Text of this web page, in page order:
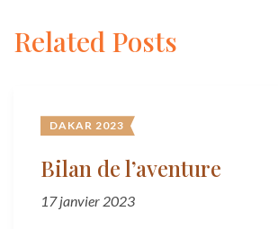
Related Posts
DAKAR 2023
Bilan de l’aventure
17 janvier 2023